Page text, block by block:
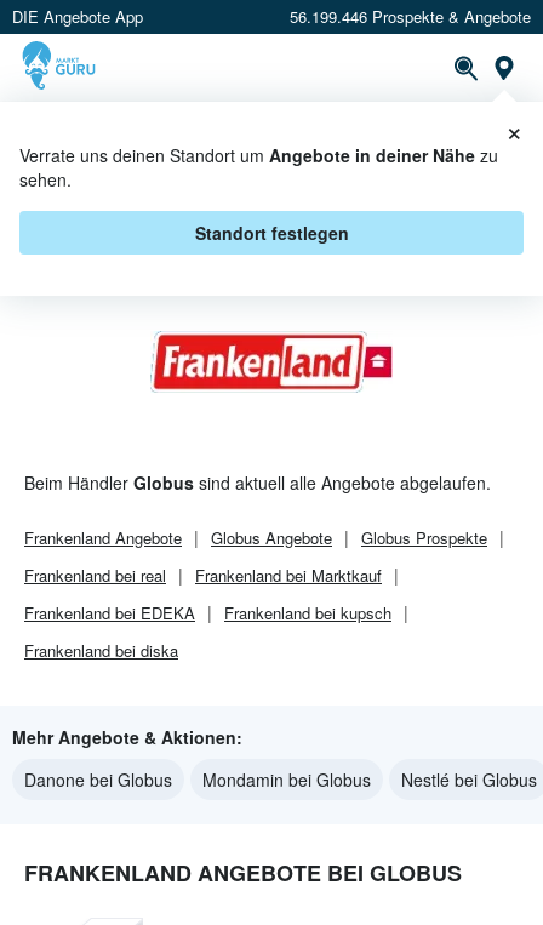
DIE Angebote App 56.199.446 Prospekte & Angebote
Verrate uns deinen Standort um Angebote in deiner Nähe zu
sehen.
Standort festlegen
×
FRANKENLAND BEI GLOBUS -
ANGEBOTE & AKTIONEN
Beim Händler Globus sind aktuell alle Angebote abgelaufen.
Frankenland Angebote Globus Angebote Globus Prospekte
Frankenland bei real
Frankenland bei Marktkauf
Frankenland bei EDEKA
Frankenland bei kupsch
Frankenland bei diska
Mehr Angebote & Aktionen:
Danone bei Globus
Mondamin bei Globus Nestlé bei Globus
FRANKENLAND ANGEBOTE BEI GLOBUS